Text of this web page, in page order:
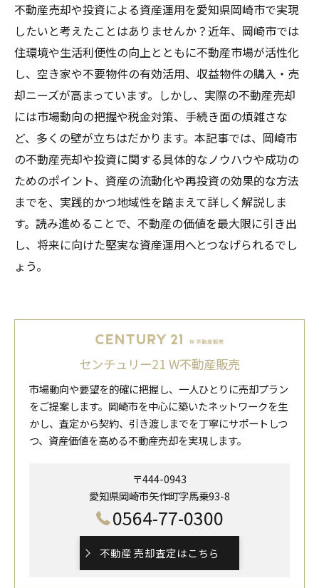
不動産売却や投資による資産運用を愛知県岡崎市で実現
したいと考えたことはありませんか？近年、岡崎市では
住環境や生活利便性の向上とともに不動産市場が活性化
し、空き家や不要物件の有効活用、収益物件の購入・売
却ニーズが高まっています。しかし、実際の不動産売却
には市場動向の把握や税金対策、手続き面の煩雑さな
ど、多くの壁が立ちはだかります。本記事では、岡崎市
の不動産売却や投資に関する具体的なノウハウや成功の
ためのポイント、資産の流動化や再投資の効果的な方法
までを、実践的かつ地域性を踏まえて詳しく解説しま
す。読み進めることで、不動産の価値を最大限に引き出
し、将来に向けた堅実な資産運用へとつなげられるでし
ょう。
センチュリー21 W不動産販売
市場動向や要望を的確に把握し、一人ひとりに売却プラン
をご提案します。岡崎市を中心に築いたネットワークを生
かし、査定から契約、引き渡しまでを丁寧にサポートしつ
つ、資産価値を高める不動産売却を実現します。
〒444-0943
愛知県岡崎市矢作町字馬乗93-8
0564-77-0300
不動産 売却査定はこちら